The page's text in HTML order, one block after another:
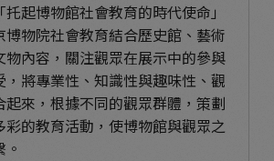
起博物館社會教育的時代使命」
博物院社會教育結合歷史館、藝術
物內容，關注觀眾在展示中的參與
，將專業性、知識性與趣味性、觀
起來，根據不同的觀眾群體，策劃
彩的教育活動，使博物館與觀眾之